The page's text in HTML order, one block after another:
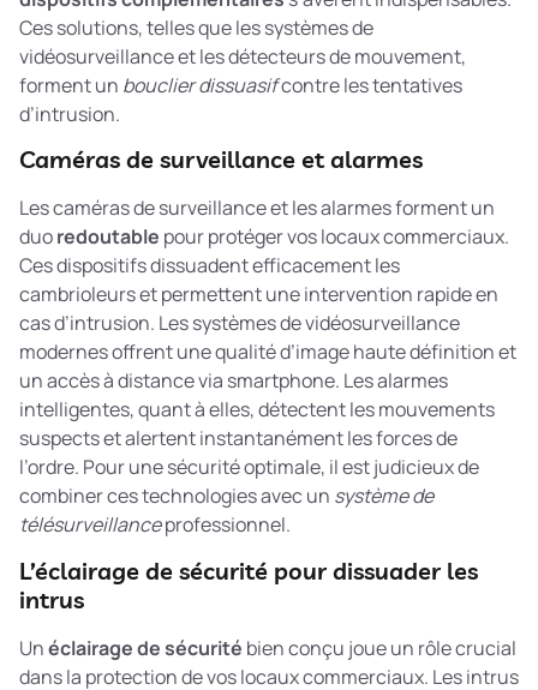
Ces solutions, telles que les systèmes de
vidéosurveillance et les détecteurs de mouvement,
forment un bouclier dissuasifcontre les tentatives
d’intrusion.
Caméras de surveillance et alarmes
Les caméras de surveillance et les alarmes forment un
duoredoutable pour protéger vos locaux commerciaux.
Ces dispositifs dissuadent efficacement les
cambrioleurs et permettent une intervention rapide en
cas d’intrusion. Les systèmes de vidéosurveillance
modernes offrent une qualité d’image haute définition et
un accès à distance via smartphone. Les alarmes
intelligentes, quant à elles, détectent les mouvements
suspects et alertent instantanément les forces de
l’ordre. Pour une sécurité optimale, il est judicieux de
combiner ces technologies avec un système de
télésurveillanceprofessionnel.
L’éclairage de sécurité pour dissuader les
intrus
Unéclairage de sécurité bien conçu joue un rôle crucial
dans la protection de vos locaux commerciaux. Les intrus